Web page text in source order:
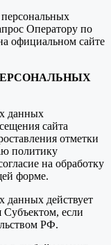
Оператору по
официальном сайте
данных
сайта
отметки
политику
на обработку
форме.
данных действует
Субъектом, если
РФ.